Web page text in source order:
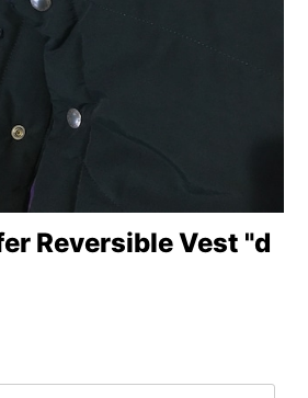
Reversible Vest "d